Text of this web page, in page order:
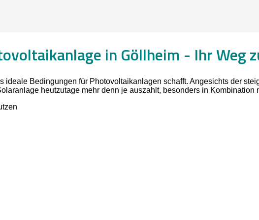
in Göllheim - Ihr Weg
Bedingungen für Photovoltaikanlagen schafft. Angesichts der
heutzutage mehr denn je auszahlt, besonders in Kombination